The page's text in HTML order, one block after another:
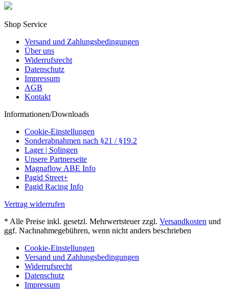
Shop Service
Versand und Zahlungsbedingungen
Über uns
Widerrufsrecht
Datenschutz
Impressum
AGB
Kontakt
Informationen/Downloads
Cookie-Einstellungen
Sonderabnahmen nach §21 / §19.2
Lager | Solingen
Unsere Partnerseite
Magnaflow ABE Info
Pagid Street+
Pagid Racing Info
Vertrag widerrufen
* Alle Preise inkl. gesetzl. Mehrwertsteuer zzgl. Versandkosten und
ggf. Nachnahmegebühren, wenn nicht anders beschrieben
Cookie-Einstellungen
Versand und Zahlungsbedingungen
Widerrufsrecht
Datenschutz
Impressum